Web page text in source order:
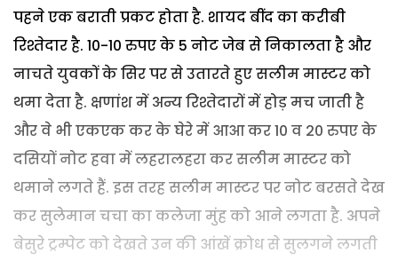
पहने एक बराती प्रकट होता है. शायद बींद का करीबी
रिश्तेदार है. 10-10 रुपए के 5 नोट जेब से निकालता है और
नाचते युवकों के सिर पर से उतारते हुए सलीम मास्टर को
थमा देता है. क्षणांश में अन्य रिश्तेदारों में होड़ मच जाती है
और वे भी एकएक कर के घेरे में आआ कर 10 व 20 रुपए के
दसियों नोट हवा में लहरालहरा कर सलीम मास्टर को
थमाने लगते हैं. इस तरह सलीम मास्टर पर नोट बरसते देख
कर सुलेमान चचा का कलेजा मुंह को आने लगता है. अपने
बेसुरे ट्रम्पेट को देखते उन की आंखें क्रोध से सुलगने लगती